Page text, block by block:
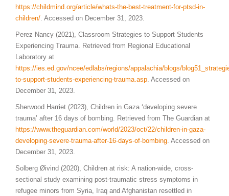
https://childmind.org/article/whats-the-best-treatment-for-ptsd-in-
children/ . Accessed on December 31, 2023.
Perez Nancy (2021), Classroom Strategies to Support Students
Experiencing Trauma. Retrieved from Regional Educational
Laboratory at
https://ies.ed.gov/ncee/edlabs/regions/appalachia/blogs/
to-support-students-experiencing-trauma.asp . Accessed on
December 31, 2023.
Sherwood Harriet (2023), Children in Gaza ‘developing severe
trauma’ after 16 days of bombing. Retrieved from The Guardian at
https://www.theguardian.com/world/2023/oct/22/children-in-gaza-
developing-severe-trauma-after-16-days-of-bombing . Accessed on
December 31, 2023.
Solberg Øivind (2020), Children at risk: A nation-wide, cross-
sectional study examining post-traumatic stress symptoms in
refugee minors from Syria, Iraq and Afghanistan resettled in